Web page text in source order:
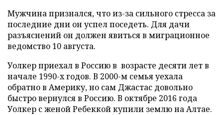
Мужчина признался, что из-за сильного стресса за
последние дни он успел поседеть. Для дачи
разъяснений он должен явиться в миграционное
ведомство 10 августа.
Уолкер приехал в Россию в возрасте десяти лет в
начале 1990-х годов. В 2000-м семья уехала
обратно в Америку, но сам Джастас довольно
быстро вернулся в Россию. В октябре 2016 года
Уолкер с женой Ребеккой купили землю на Алтае.